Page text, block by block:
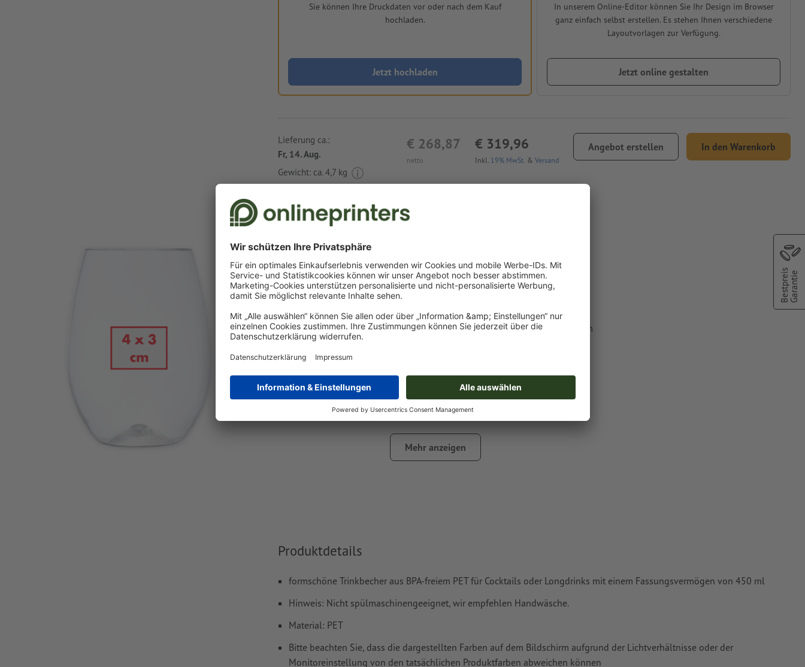
Sie können Ihre Druckdaten vor oder nach dem Kauf
hochladen.
Jetzt hochladen
In unserem Online-Editor können Sie Ihr Design im Browser
ganz einfach selbst erstellen. Es stehen Ihnen verschiedene
Layoutvorlagen zur Verfügung.
Jetzt online gestalten
netto
€ 268,87
Inkl. 19% MwSt. & Versand
€ 319,96 Angebot erstellen In den Warenkorb
Lieferung ca.:
Fr, 14. Aug.
Gewicht: ca. 4,7 kg
Druckdatenhinweise Transparenter Trink-Becher St.
Datenformat:4 x 3 cm
Benennen Sie die Farbfelder mit der entsprechenden Zielfarbe aus dem
Pantone FORMULA GUIDE Solid Coated (z.B. "Pantone 286 C").
Es sind keine Metallic- und Neonfarben möglich.
Gold (Pantone 871 C) und Silber (Pantone 877 C) sind als Druckfarben
möglich. Bitte benennen Sie dafür die in Ihren Druckdaten angelegte
Volltonfarbe in „gold“ oder „silver“.
das Trägermaterial kann beim
Druck mit weißer Farbe
Das druckfertige PDF darf nur Vektoren enthalten; JPEG- oder TIFF-
Mehr anzeigen
Produktdetails
formschöne Trinkbecher aus BPA-freiem PET für Cocktails oder Longdrinks mit einem Fassungsvermögen von 450 ml
Hinweis: Nicht spülmaschinengeeignet, wir empfehlen Handwäsche.
Material: PET
Bitte beachten Sie, dass die dargestellten Farben auf dem Bildschirm aufgrund der Lichtverhältnisse oder der
Monitoreinstellung von den tatsächlichen Produktfarben abweichen können
BestpreisGarantie